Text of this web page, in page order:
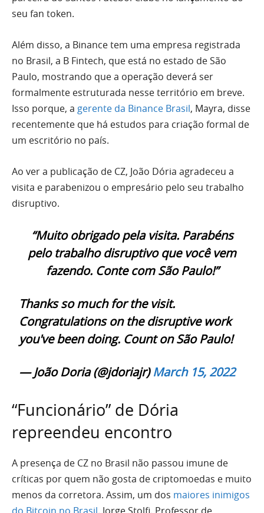
seu fan token.
Além disso, a Binance tem uma empresa registrada
no Brasil, a B Fintech, que está no estado de São
Paulo, mostrando que a operação deverá ser
formalmente estruturada nesse território em breve.
Isso porque, a gerente da Binance Brasil, Mayra, disse
recentemente que há estudos para criação formal de
um escritório no país.
Ao ver a publicação de CZ, João Dória agradeceu a
visita e parabenizou o empresário pelo seu trabalho
disruptivo.
“Muito obrigado pela visita. Parabéns
pelo trabalho disruptivo que você vem
fazendo. Conte com São Paulo!”
Thanks so much for the visit.
Congratulations on the disruptive work
you've been doing. Count on São Paulo!
— João Doria (@jdoriajr)March 15, 2022
“Funcionário” de Dória
repreendeu encontro
A presença de CZ no Brasil não passou imune de
críticas por quem não gosta de criptomoedas e muito
menos da corretora. Assim, um dos maiores inimigos